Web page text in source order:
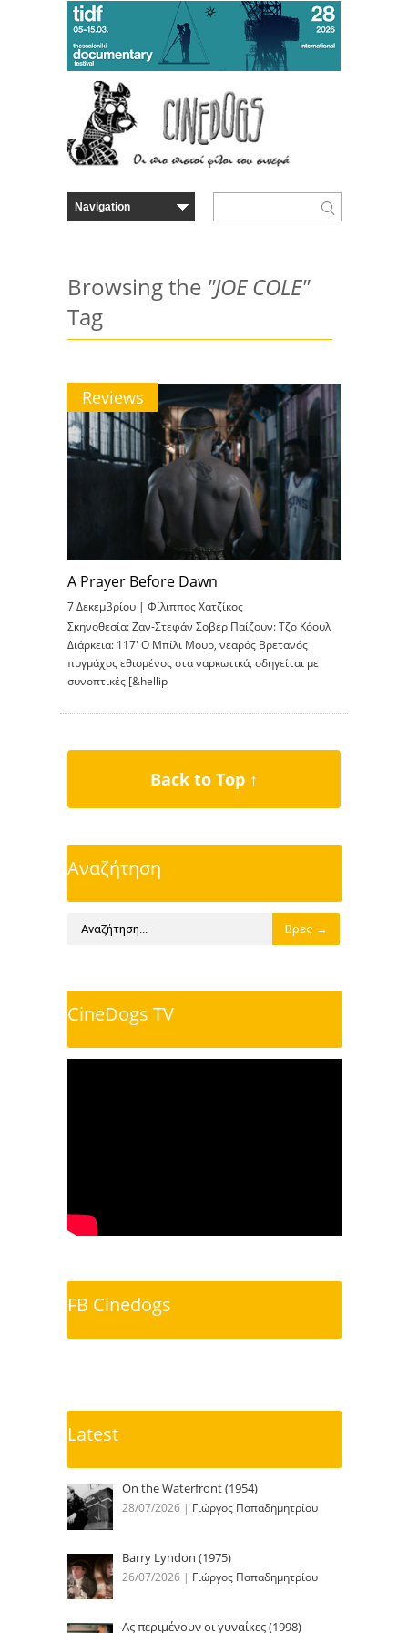
Browsing the "JOE COLE"
Tag
Reviews
A Prayer Before Dawn
7 Δεκεμβρίου | Φίλιππος Χατζίκος
Σκηνοθεσία: Ζαν-Στεφάν Σοβέρ Παίζουν: Τζο Κόουλ
Διάρκεια: 117′ Ο Μπίλι Μουρ, νεαρός Βρετανός
πυγμάχος εθισμένος στα ναρκωτικά, οδηγείται με
συνοπτικές [&hellip
Back to Top ↑
Αναζήτηση
CineDogs TV
FB Cinedogs
Latest
On the Waterfront (1954)
28/07/2026 | Γιώργος Παπαδημητρίου
Barry Lyndon (1975)
26/07/2026 | Γιώργος Παπαδημητρίου
Ας περιμένουν οι γυναίκες (1998)